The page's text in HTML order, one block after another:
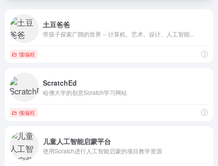
土豆爸爸
带孩子探索广阔的世界 -- 计算机、艺术、设计、人工智能...
懂编程
ScratchEd
哈佛大学的创意Scratch学习网站
懂编程
儿童人工智能启蒙平台
使用Scratch进行人工智能启蒙的项目教学资源